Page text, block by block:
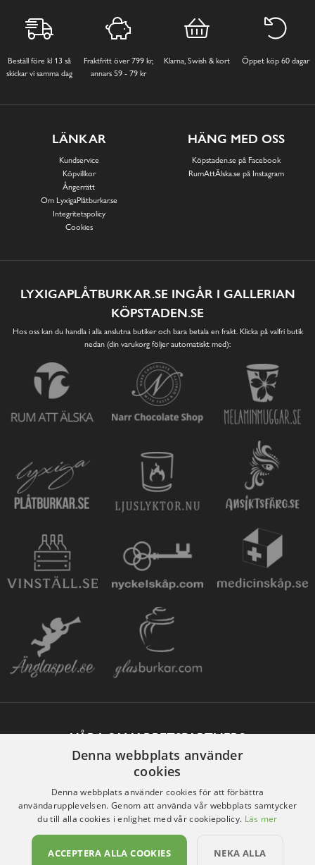
Beställ före kl 13 så
skickar vi samma dag
Fraktfritt över 799 kr,
annars 59 - 79 kr
Klarna, Swish & kort Öppet köp 60 dagar
LÄNKAR
Kundservice
Köpvillkor
Ångerrätt
Om LyxigaPlåtburkar.se
Integritetspolicy
Cookies
HÄNG MED OSS
Köpstaden.se på Facebook
RumAttÄlska.se på Instagram
LYXIGAPLÅTBURKAR.SE INGÅR I GALLERIAN
KÖPSTADEN.SE
Hos oss kan du handla i alla anslutna butiker och bara betala en frakt. Klicka på valfri butik
nedan (din varukorg följer automatiskt med):
VÅRA SAMARBETSPARTNERS
Denna webbplats använder
cookies
Denna webbplats använder cookies för att förbättra
användarupplevelsen. Genom att använda vår webbplats samtycker
du till alla cookies i enlighet med vår cookiepolicy. Läs mer
ACCEPTERA ALLA COOKIES NEKA ALLA